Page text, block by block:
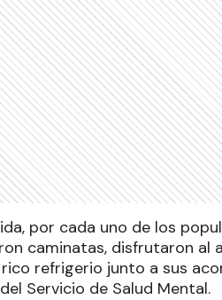
por cada uno de los
caminatas, disfrutaron al
refrigerio junto a sus
Servicio de Salud Mental.